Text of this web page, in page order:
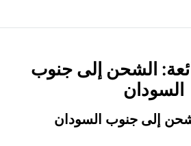
الشحن إلى جنوب
السودان
إلى جنوب السودان